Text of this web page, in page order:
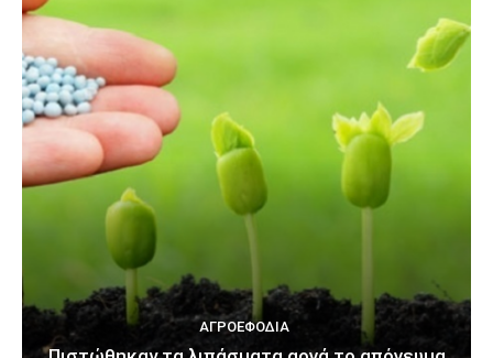
ΑΓΡΟΕΦΌΔΙΑ